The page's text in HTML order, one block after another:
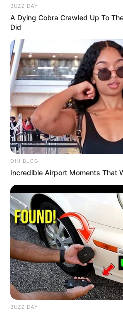
BUZZ DAY
A Dying Cobra Crawled Up To
Did
OHI BLOG
Incredible Airport Moments That
BUZZ DAY